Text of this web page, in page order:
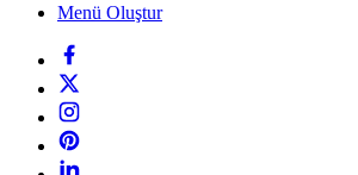
Menü Oluştur